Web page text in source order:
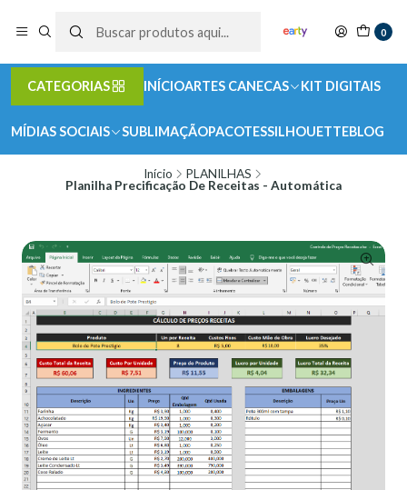
0
CATEGORIAS INÍCIOARTES CANECAS KIT DIGITAIS
MÍDIAS SOCIAIS SUBLIMAÇÃOPACOTESSILHOUETTEBLOG
Início
PLANILHAS
Planilha Precificação De Receitas - Automática